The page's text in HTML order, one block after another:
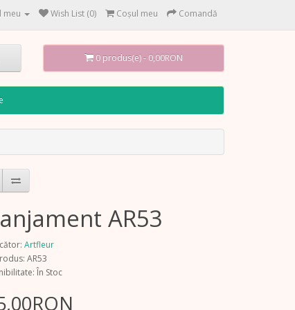
meu Wish List (0) Coşul meu Comandă
0 produs(e) - 0,00RON
AR53
Artfleur
AR53
În Stoc